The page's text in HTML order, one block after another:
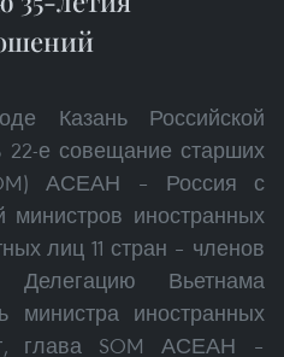
Казань Российской
22-е совещание старших
АСЕАН – Россия с
министров иностранных
лиц 11 стран – членов
Вьетнама
министра иностранных
глава SOM АСЕАН –